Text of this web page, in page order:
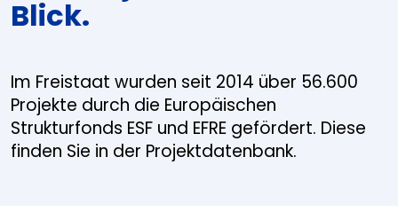
Blick.
Im Freistaat wurden seit 2014 über 56.600
Projekte durch die Europäischen
Strukturfonds ESF und EFRE gefördert. Diese
finden Sie in der Projektdatenbank.